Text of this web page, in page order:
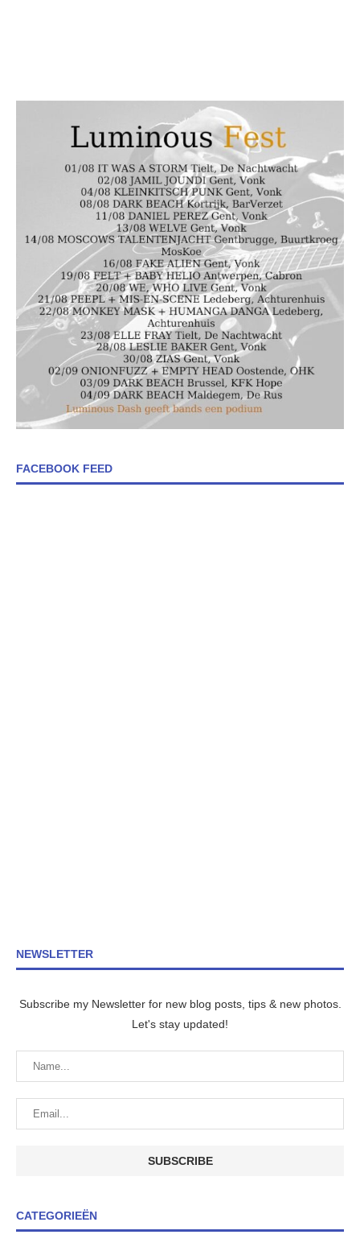
FACEBOOK FEED
NEWSLETTER
Subscribe my Newsletter for new blog posts, tips & new photos.
Let's stay updated!
CATEGORIEËN